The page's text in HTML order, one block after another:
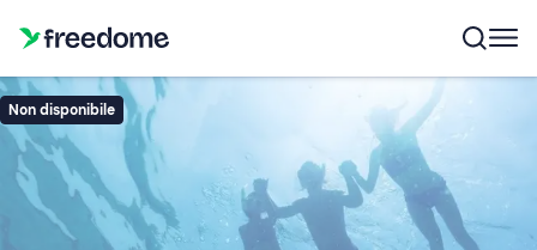
Non disponibile